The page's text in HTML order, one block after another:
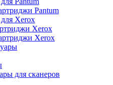
Pantum
Xerox
Xerox
Xerox
для сканеров